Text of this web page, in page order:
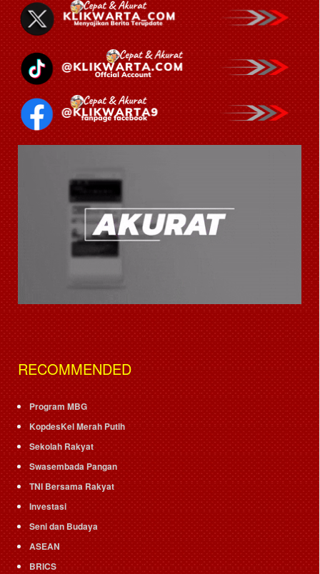
RECOMMENDED
Program MBG
KopdesKel Merah Putih
Sekolah Rakyat
Swasembada Pangan
TNI Bersama Rakyat
Investasi
Seni dan Budaya
ASEAN
BRICS